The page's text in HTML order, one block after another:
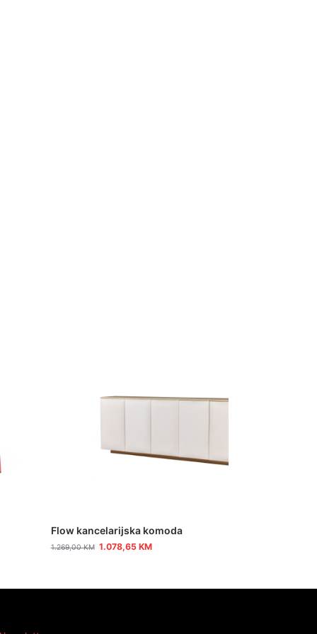
Flow kancelarijska komoda
1.269,00KM 1.078,65KM